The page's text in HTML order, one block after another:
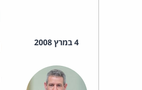
4 במרץ 2008